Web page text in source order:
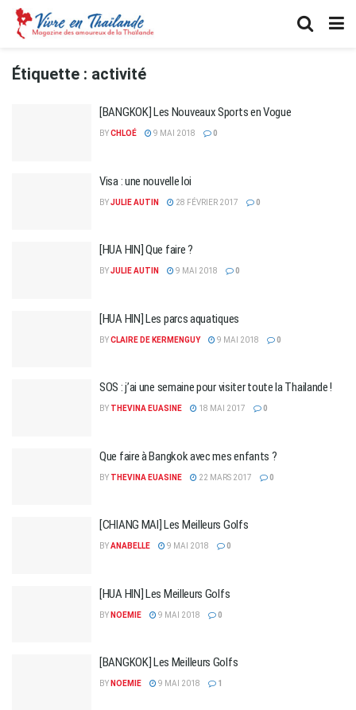
Étiquette : activité
[BANGKOK] Les Nouveaux Sports en Vogue
BYCHLOÉ 9 MAI 2018 0
Visa : une nouvelle loi
BYJULIE AUTIN 28 FÉVRIER 2017 0
[HUA HIN] Que faire ?
BYJULIE AUTIN 9 MAI 2018 0
[HUA HIN] Les parcs aquatiques
BYCLAIRE DE KERMENGUY 9 MAI 2018 0
SOS : j’ai une semaine pour visiter toute la Thailande !
BY THEVINA EUASINE 18 MAI 2017 0
Que faire à Bangkok avec mes enfants ?
BY THEVINA EUASINE 22 MARS 2017 0
[CHIANG MAI] Les Meilleurs Golfs
BYANABELLE 9 MAI 2018 0
[HUA HIN] Les Meilleurs Golfs
BY NOEMIE 9 MAI 2018 0
[BANGKOK] Les Meilleurs Golfs
BY NOEMIE 9 MAI 2018 1